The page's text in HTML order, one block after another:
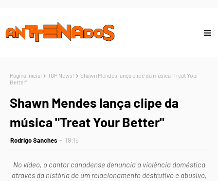
Página inicial TOP News!
Shawn Mendes lança clipe da música "Treat Your
Better"
Shawn Mendes lança clipe da
música "Treat Your Better"
Rodrigo Sanches 19:15
No vídeo, o cantor canadense denuncia a violência doméstica
através da história de um relacionamento destrutivo e abusivo,